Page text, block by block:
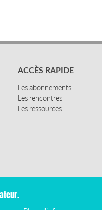
ACCÈS RAPIDE
Les abonnements
Les rencontres
Les ressources